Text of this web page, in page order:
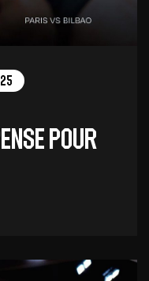
pour